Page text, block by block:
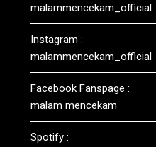
malammencekam_official
Instagram :
malammencekam_official
Facebook Fanspage :
malam mencekam
Spotify :